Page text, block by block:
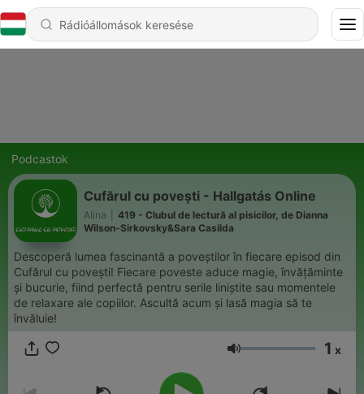
Podcastok
Cufărul cu povești - Hallgatás Online
Alina
419 - Clubul de lectură al pisicilor, de Dianna
Wilson-Sirkovsky&Sara Casilda
Descoperă lumea fascinantă a poveștilor în fiecare episod din
Cufărul cu povești! Fiecare poveste aduce magie, învățăminte
și bucurie, fiind perfectă pentru serile liniștite sau momentele
de relaxare ale copiilor. Ascultă acum și lasă magia să te
învăluie!
Hangerő 1 x